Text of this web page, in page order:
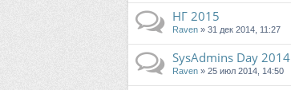
НГ 2015
Raven » 31 дек 2014, 11:27
SysAdmins Day 2014
Raven » 25 июл 2014, 14:50